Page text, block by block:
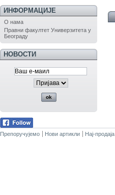
ИНФОРМАЦИЈЕ
О нама
Правни факултет Универзитета у
Београду
НОВОСТИ
Препоручујемо Нови артикли Нај-продаја